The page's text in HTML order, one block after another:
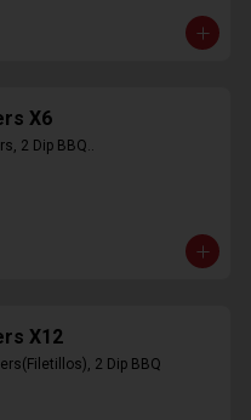
X6
2 Dip BBQ..
X12
2 Dip BBQ